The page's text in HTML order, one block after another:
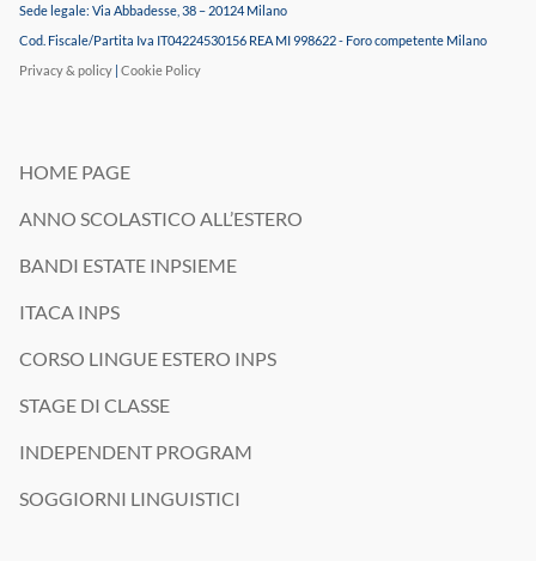
Sede legale: Via Abbadesse, 38 – 20124 Milano
Cod. Fiscale/Partita Iva IT04224530156 REA MI 998622 - Foro competente Milano
Privacy & policy | Cookie Policy
HOME PAGE
ANNO SCOLASTICO ALL’ESTERO
BANDI ESTATE INPSIEME
ITACA INPS
CORSO LINGUE ESTERO INPS
STAGE DI CLASSE
INDEPENDENT PROGRAM
SOGGIORNI LINGUISTICI